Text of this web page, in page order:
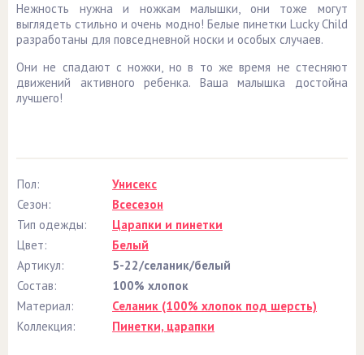
Нежность нужна и ножкам малышки, они тоже могут
выглядеть стильно и очень модно! Белые пинетки Lucky Child
разработаны для повседневной носки и особых случаев.
Они не спадают с ножки, но в то же время не стесняют
движений активного ребенка. Ваша малышка достойна
лучшего!
Пол:
Унисекс
Сезон:
Всесезон
Тип одежды:
Царапки и пинетки
Цвет:
Белый
Артикул:
5-22/селаник/белый
Состав:
100% хлопок
Материал:
Селаник (100% хлопок под шерсть)
Коллекция:
Пинетки, царапки